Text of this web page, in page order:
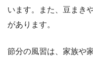
います。また、豆まき
があります。
節分の風習は、家族や